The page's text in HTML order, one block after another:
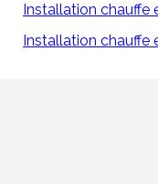
Installation chauffe
Installation chauffe